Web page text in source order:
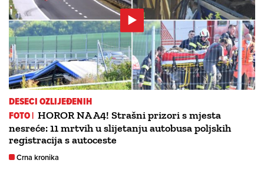
DESECI OZLIJEĐENIH
FOTO | HOROR NA A4! Strašni prizori s mjesta
nesreće: 11 mrtvih u slijetanju autobusa poljskih
registracija s autoceste
Crna kronika